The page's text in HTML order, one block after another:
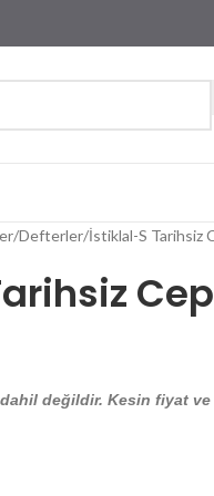
Defterler İstiklal-S Tarihsiz
dahil değildir. Kesin fiyat